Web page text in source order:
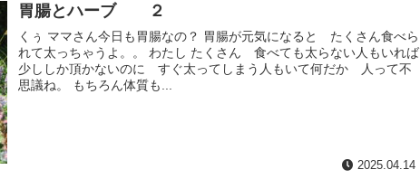
胃腸とハーブ ２
くぅ ママさん今日も胃腸なの？ 胃腸が元気になると たくさん食べら
れて太っちゃうよ。。 わたし たくさん 食べても太らない人もいれば
少ししか頂かないのに すぐ太ってしまう人もいて何だか 人って不
思議ね。 もちろん体質も...
2025.04.14